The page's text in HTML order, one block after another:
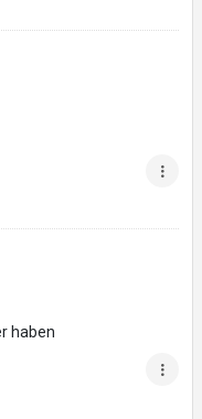
haben